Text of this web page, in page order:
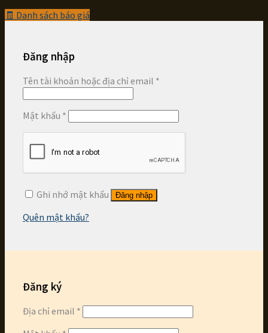
🧾 Danh sách báo giá
Đăng nhập
Tên tài khoản hoặc địa chỉ email *
Mật khẩu *
Ghi nhớ mật khẩu Đăng nhập
Quên mật khẩu?
Đăng ký
Địa chỉ email *